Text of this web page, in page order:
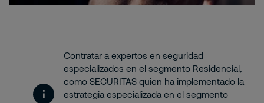
Contratar a expertos en seguridad
especializados en el segmento Residencial,
como SECURITAS quien ha implementado la
estrategia especializada en el segmento